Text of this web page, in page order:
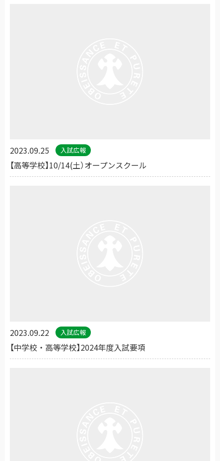
2023.09.25 入試広報
【高等学校】10/14(土）オープンスクール
2023.09.22 入試広報
【中学校・高等学校】2024年度入試要項